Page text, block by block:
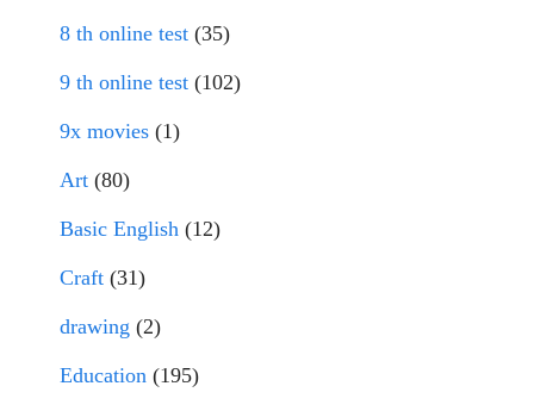
8 th online test (35)
9 th online test (102)
9x movies (1)
Art (80)
Basic English (12)
Craft (31)
drawing (2)
Education (195)